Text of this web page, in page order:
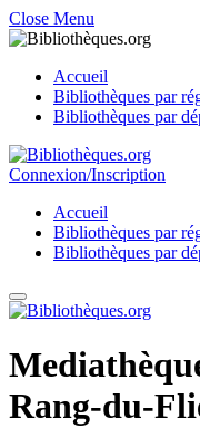
Close Menu
Accueil
Bibliothèques par
Bibliothèques par
Connexion/Inscription
Accueil
Bibliothèques par
Bibliothèques par
Rang-du-